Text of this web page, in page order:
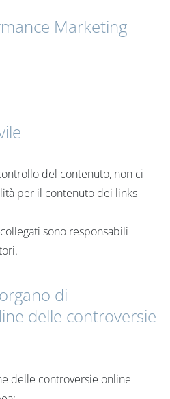
Marketing
del contenuto, non ci
per il contenuto dei links
sono responsabili
di
delle controversie
delle controversie online